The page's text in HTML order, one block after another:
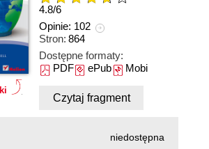
4.8/6
Opinie: 102
Stron: 864
Dostępne formaty:
PDFePubMobi
Czytaj fragment
niedostępna